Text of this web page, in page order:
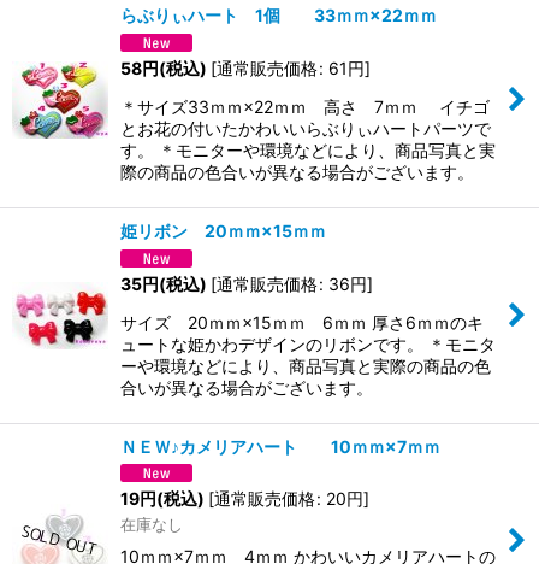
らぶりぃハート 1個 33ｍｍ×22ｍｍ
58円(税込) [通常販売価格: 61円]
＊サイズ33ｍｍ×22ｍｍ 高さ 7ｍｍ イチゴ
とお花の付いたかわいいらぶりぃハートパーツで
す。 ＊モニターや環境などにより、商品写真と実
際の商品の色合いが異なる場合がございます。
姫リボン 20ｍｍ×15ｍｍ
35円(税込) [通常販売価格: 36円]
サイズ 20ｍｍ×15ｍｍ 6ｍｍ 厚さ6ｍｍのキ
ュートな姫かわデザインのリボンです。 ＊モニタ
ーや環境などにより、商品写真と実際の商品の色
合いが異なる場合がございます。
ＮＥＷ♪カメリアハート 10ｍｍ×7ｍｍ
19円(税込) [通常販売価格: 20円]
在庫なし
10ｍｍ×7ｍｍ 4ｍｍ かわいいカメリアハートの